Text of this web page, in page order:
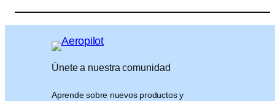
Únete a nuestra comunidad
Aprende sobre nuevos productos y